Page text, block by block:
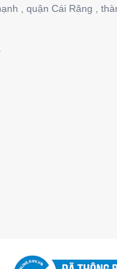
, quận Cái Răng ,